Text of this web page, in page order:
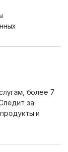
более 7
за
и